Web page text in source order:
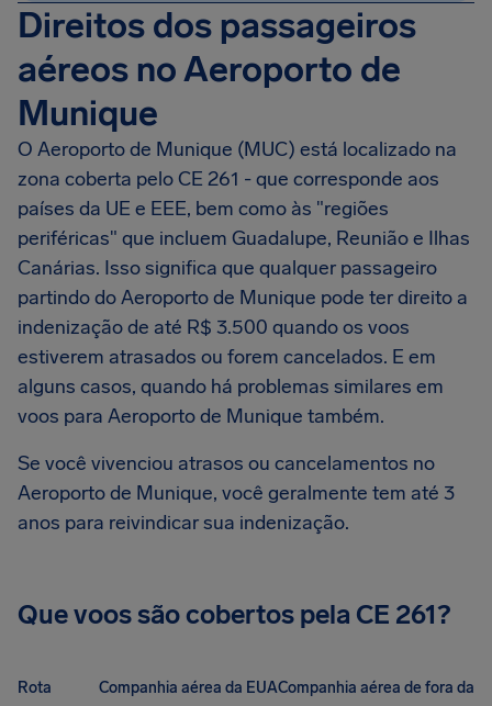
Direitos dos passageiros
aéreos no Aeroporto de
Munique
O Aeroporto de Munique (MUC) está localizado na
zona coberta pelo CE 261 - que corresponde aos
países da UE e EEE, bem como às "regiões
periféricas" que incluem Guadalupe, Reunião e Ilhas
Canárias. Isso significa que qualquer passageiro
partindo do Aeroporto de Munique pode ter direito a
indenização de até R$ 3.500 quando os voos
estiverem atrasados ou forem cancelados. E em
alguns casos, quando há problemas similares em
voos para Aeroporto de Munique também.
Se você vivenciou atrasos ou cancelamentos no
Aeroporto de Munique, você geralmente tem até 3
anos para reivindicar sua indenização.
Que voos são cobertos pela CE 261?
Rota Companhia aérea da EUACompanhia aérea de fora da